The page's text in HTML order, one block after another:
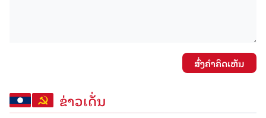
ສົ່ງຄໍາຄິດເຫັນ
ຂ່າວເດັ່ນ